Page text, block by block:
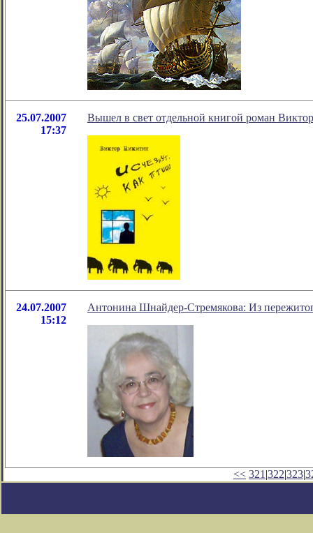
25.07.2007
17:37
Вышел в свет отдельной книгой роман
24.07.2007
15:12
Антонина Шнайдер-Стремякова: Из
<< 321 |322|323|